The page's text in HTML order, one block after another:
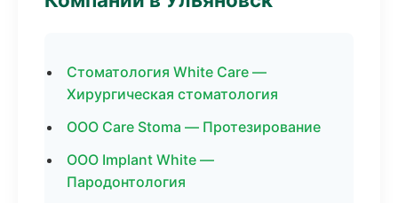
Стоматология White Care —
Хирургическая стоматология
ООО Care Stoma — Протезирование
ООО Implant White —
Пародонтология